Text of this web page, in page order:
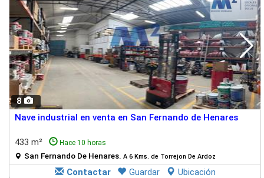
8
Nave industrial en venta en San Fernando de Henares
433 m² Hace 10 horas
San Fernando De Henares. A 6 Kms. de Torrejon De Ardoz
Contactar Guardar Ubicación